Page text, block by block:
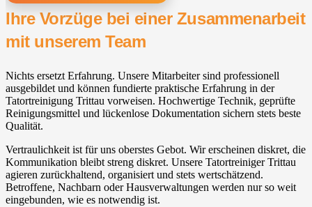
Ihre Vorzüge bei einer Zusammenarbeit
mit unserem Team
Nichts ersetzt Erfahrung. Unsere Mitarbeiter sind professionell
ausgebildet und können fundierte praktische Erfahrung in der
Tatortreinigung Trittau vorweisen. Hochwertige Technik, geprüfte
Reinigungsmittel und lückenlose Dokumentation sichern stets beste
Qualität.
Vertraulichkeit ist für uns oberstes Gebot. Wir erscheinen diskret, die
Kommunikation bleibt streng diskret. Unsere Tatortreiniger Trittau
agieren zurückhaltend, organisiert und stets wertschätzend.
Betroffene, Nachbarn oder Hausverwaltungen werden nur so weit
eingebunden, wie es notwendig ist.